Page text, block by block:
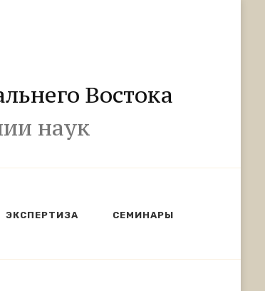
Востока
наук
ЭКСПЕРТИЗА СЕМИНАРЫ